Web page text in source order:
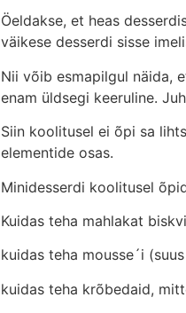
Öeldakse, et heas
väikese desserdi sisse
Nii võib esmapilgul näida,
enam üldsegi keeruline.
Siin koolitusel ei õpi sa
elementide osas.
Minidesserdi koolitusel
Kuidas teha mahlakat
kuidas teha mousse´i
kuidas teha krõbedaid,